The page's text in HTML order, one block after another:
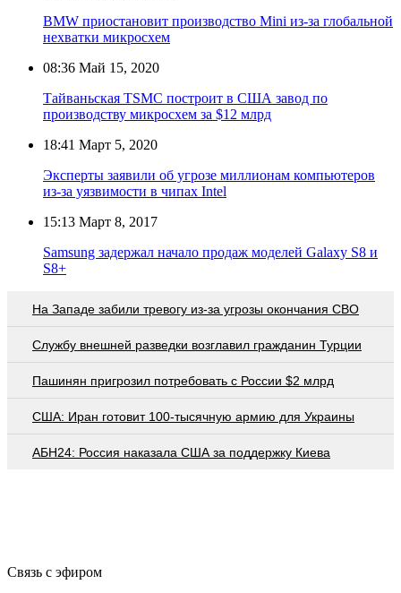
BMW приостановит производство Mini из-за глобальной
нехватки микросхем
08:36 Май 15, 2020
Тайваньская TSMC построит в США завод по
производству микросхем за $12 млрд
18:41 Март 5, 2020
Эксперты заявили об угрозе миллионам компьютеров
из-за уязвимости в чипах Intel
15:13 Март 8, 2017
Samsung задержал начало продаж моделей Galaxy S8 и
S8+
На Западе забили тревогу из-за угрозы окончания СВО
Службу внешней разведки возглавил гражданин Турции
Пашинян пригрозил потребовать c России $2 млрд
США: Иран готовит 100-тысячную армию для Украины
АБН24: Россия наказала США за поддержку Киева
Связь с эфиром